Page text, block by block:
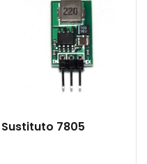
Sustituto 7805